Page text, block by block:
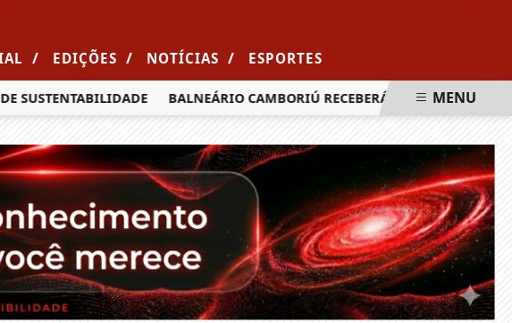
/ EDIÇÕES / NOTÍCIAS / ESPORTES
BALNEÁRIO CAMBORIÚ RECEBERÁ MAIS DE 120MENU